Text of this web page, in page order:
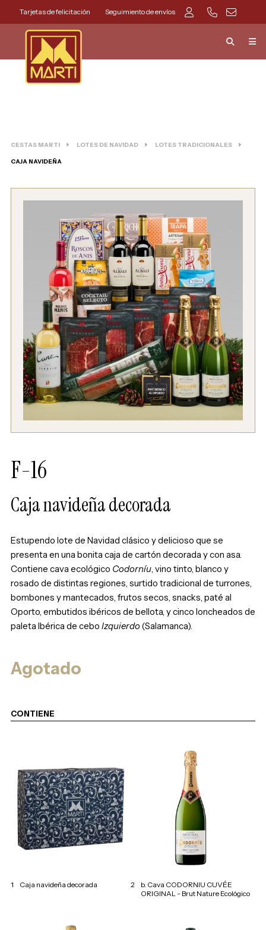
Tarjetas de felicitación Seguimiento de envíos
CESTAS MARTI LOTES DE NAVIDAD LOTES TRADICIONALES
CAJA NAVIDEÑA
F-16
Caja navideña decorada
Estupendo lote de Navidad clásico y delicioso que se
presenta en una bonita caja de cartón decorada y con asa.
Contiene cava ecológico Codorníu, vino tinto, blanco y
rosado de distintas regiones, surtido tradicional de turrones,
bombones y mantecados, frutos secos, snacks, paté al
Oporto, embutidos ibéricos de bellota, y cinco loncheados de
paleta Ibérica de cebo Izquierdo(Salamanca).
Agotado
CONTIENE
1 Caja navideña decorada 2
b. Cava CODORNIU CUVÉE
ORIGINAL - Brut Nature Ecológico